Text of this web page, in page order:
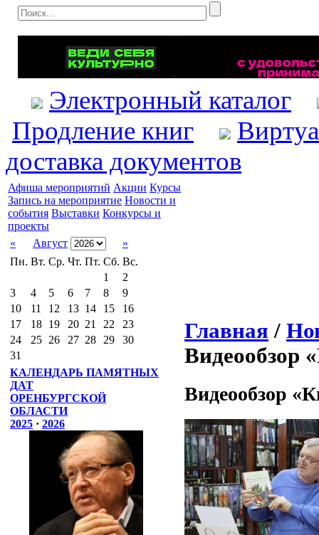
Электронный каталог
Продление книг
доставка документов
Афиша мероприятий Акции Курсы
Запись на мероприятие Новости и
события Выставки Конкурсы и
проекты
«
Август
»
Пн. Вт. Ср. Чт. Пт. Сб. Вс.
1
2
3
4 5 6 7 8
9
10
11 12 13 14 15
16
17
18 19 20 21 22
23
24
25 26 27 28 29
30
31
КАЛЕНДАРЬ ПАМЯТНЫХ
ДАТ
ОРЕНБУРГСКОЙ
ОБЛАСТИ
2025 · 2026
Главная /
Видеообзор
Видеообзор